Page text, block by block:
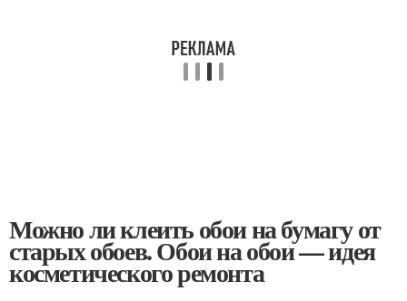
Можно ли клеить обои на бумагу от
старых обоев. Обои на обои — идея
косметического ремонта